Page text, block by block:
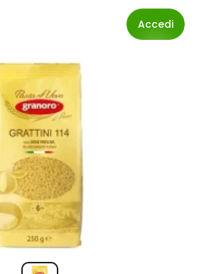
Accedi